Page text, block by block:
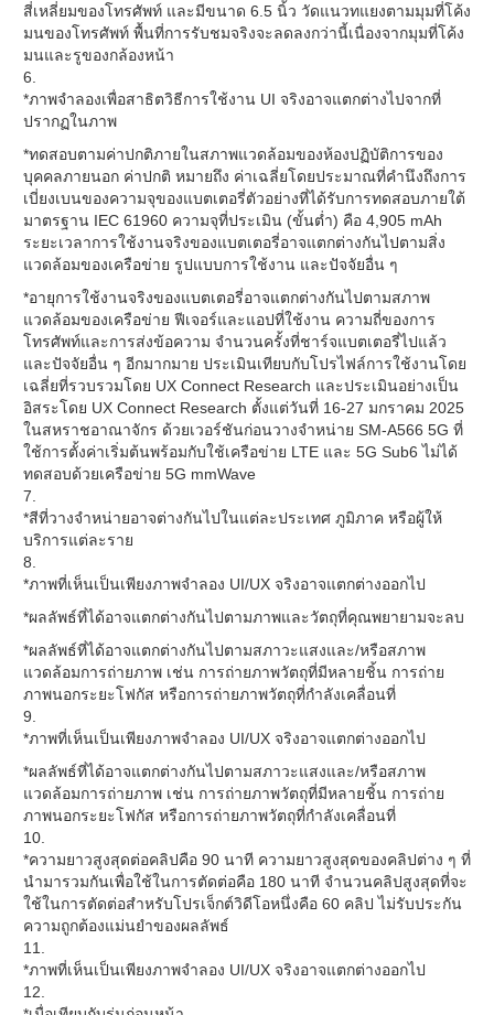
สี่เหลี่ยมของโทรศัพท์ และมีขนาด 6.5 นิ้ว วัดแนวทแยงตามมุมที่โค้ง
มนของโทรศัพท์ พื้นที่การรับชมจริงจะลดลงกว่านี้เนื่องจากมุมที่โค้ง
มนและรูของกล้องหน้า
6.
*ภาพจำลองเพื่อสาธิตวิธีการใช้งาน UI จริงอาจแตกต่างไปจากที่
ปรากฏในภาพ
*ทดสอบตามค่าปกติภายในสภาพแวดล้อมของห้องปฏิบัติการของ
บุคคลภายนอก ค่าปกติ หมายถึง ค่าเฉลี่ยโดยประมาณที่คำนึงถึงการ
เบี่ยงเบนของความจุของแบตเตอรี่ตัวอย่างที่ได้รับการทดสอบภายใต้
มาตรฐาน IEC 61960 ความจุที่ประเมิน (ขั้นต่ำ) คือ 4,905 mAh
ระยะเวลาการใช้งานจริงของแบตเตอรี่อาจแตกต่างกันไปตามสิ่ง
แวดล้อมของเครือข่าย รูปแบบการใช้งาน และปัจจัยอื่น ๆ
*อายุการใช้งานจริงของแบตเตอรี่อาจแตกต่างกันไปตามสภาพ
แวดล้อมของเครือข่าย ฟีเจอร์และแอปที่ใช้งาน ความถี่ของการ
โทรศัพท์และการส่งข้อความ จำนวนครั้งที่ชาร์จแบตเตอรี่ไปแล้ว
และปัจจัยอื่น ๆ อีกมากมาย ประเมินเทียบกับโปรไฟล์การใช้งานโดย
เฉลี่ยที่รวบรวมโดย UX Connect Research และประเมินอย่างเป็น
อิสระโดย UX Connect Research ตั้งแต่วันที่ 16-27 มกราคม 2025
ในสหราชอาณาจักร ด้วยเวอร์ชันก่อนวางจำหน่าย SM-A566 5G ที่
ใช้การตั้งค่าเริ่มต้นพร้อมกับใช้เครือข่าย LTE และ 5G Sub6 ไม่ได้
ทดสอบด้วยเครือข่าย 5G mmWave
7.
*สีที่วางจำหน่ายอาจต่างกันไปในแต่ละประเทศ ภูมิภาค หรือผู้ให้
บริการแต่ละราย
8.
*ภาพที่เห็นเป็นเพียงภาพจำลอง UI/UX จริงอาจแตกต่างออกไป
*ผลลัพธ์ที่ได้อาจแตกต่างกันไปตามภาพและวัตถุที่คุณพยายามจะลบ
*ผลลัพธ์ที่ได้อาจแตกต่างกันไปตามสภาวะแสงและ/หรือสภาพ
แวดล้อมการถ่ายภาพ เช่น การถ่ายภาพวัตถุที่มีหลายชิ้น การถ่าย
ภาพนอกระยะโฟกัส หรือการถ่ายภาพวัตถุที่กำลังเคลื่อนที่
9.
*ภาพที่เห็นเป็นเพียงภาพจำลอง UI/UX จริงอาจแตกต่างออกไป
*ผลลัพธ์ที่ได้อาจแตกต่างกันไปตามสภาวะแสงและ/หรือสภาพ
แวดล้อมการถ่ายภาพ เช่น การถ่ายภาพวัตถุที่มีหลายชิ้น การถ่าย
ภาพนอกระยะโฟกัส หรือการถ่ายภาพวัตถุที่กำลังเคลื่อนที่
10.
*ความยาวสูงสุดต่อคลิปคือ 90 นาที ความยาวสูงสุดของคลิปต่าง ๆ ที่
นำมารวมกันเพื่อใช้ในการตัดต่อคือ 180 นาที จำนวนคลิปสูงสุดที่จะ
ใช้ในการตัดต่อสำหรับโปรเจ็กต์วิดีโอหนึ่งคือ 60 คลิป ไม่รับประกัน
ความถูกต้องแม่นยำของผลลัพธ์
11.
*ภาพที่เห็นเป็นเพียงภาพจำลอง UI/UX จริงอาจแตกต่างออกไป
12.